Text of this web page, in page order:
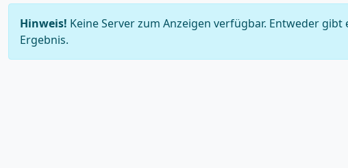
Hinweis! Keine Server zum Anzeigen verfügbar. Entweder
Ergebnis.